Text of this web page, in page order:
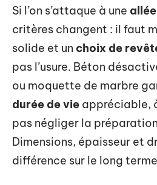
Si l’on s’attaque à une
critères changent : il faut
solide et un choix de
pas l’usure. Béton
ou moquette de marbre
durée de vie appréciable,
pas négliger la
Dimensions, épaisseur et
différence sur le long